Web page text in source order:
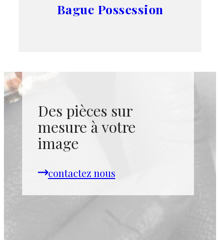
Bague Possession
Des pièces sur
mesure à votre
image
contactez nous